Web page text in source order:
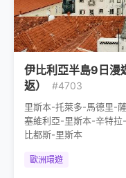
伊比利亞半島9日漫
返）
#4703
里斯本-托萊多-馬德里-
塞維利亞-里斯本-辛特
比都斯-里斯本
歐洲環遊